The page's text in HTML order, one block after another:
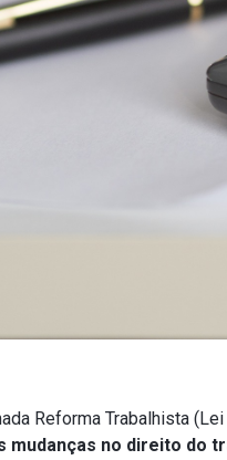
Reforma Trabalhista
mudanças no direito do